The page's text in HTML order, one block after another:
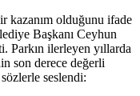
kazanım olduğunu ifade
Başkanı Ceyhun
Parkın ilerleyen yıllarda
son derece değerli
seslendi: